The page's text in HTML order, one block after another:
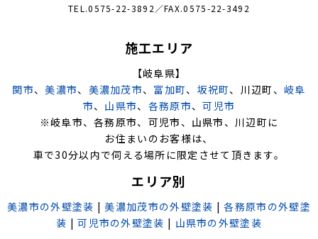
TEL.0575-22-3892／FAX.0575-22-3492
施工エリア
【岐阜県】
関市、美濃市、 美濃加茂市、 富加町、 坂祝町、川辺町、 岐阜
市、 山県市、 各務原市、可児市
※岐阜市、各務原市、可児市、山県市、川辺町に
お住まいのお客様は、
車で30分以内で伺える場所に限定させて頂きます。
エリア別
美濃市の外壁塗装 |美濃加茂市の外壁塗装 |各務原市の外壁塗
装 |可児市の外壁塗装 | 山県市の外壁塗装